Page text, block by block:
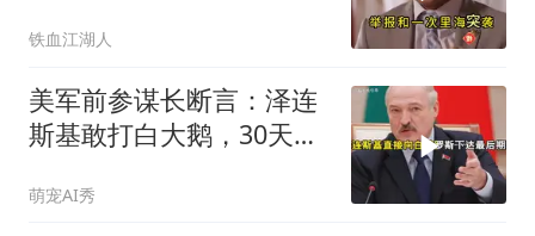
铁血江湖人
美军前参谋长断言：泽连
斯基敢打白大鹅，30天内
萌宠AI秀